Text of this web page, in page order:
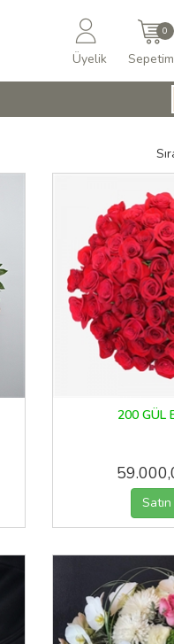
Üyelik
0
Sepetim
200 GÜL